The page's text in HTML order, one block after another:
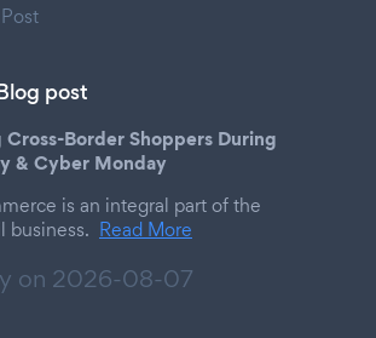
post
Border Shoppers During
& Cyber Monday
is an integral part of the
business. Read More
on 2026-08-07